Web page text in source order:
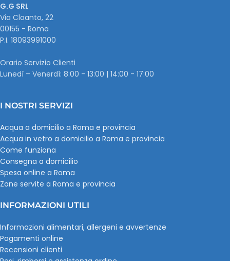
G.G SRL
Via Cloanto, 22
00155 - Roma
P.I. ‭18093991000
Orario Servizio Clienti
Lunedì – Venerdì: 8:00 - 13:00 | 14:00 - 17:00
I NOSTRI SERVIZI
Acqua a domicilio a Roma e provincia
Acqua in vetro a domicilio a Roma e provincia
Come funziona
Consegna a domicilio
Spesa online a Roma
Zone servite a Roma e provincia
INFORMAZIONI UTILI
Informazioni alimentari, allergeni e avvertenze
Pagamenti online
Recensioni clienti